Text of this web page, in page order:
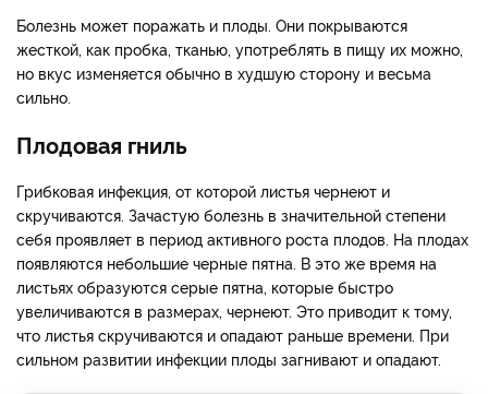
Болезнь может поражать и плоды. Они покрываются
жесткой, как пробка, тканью, употреблять в пищу их можно,
но вкус изменяется обычно в худшую сторону и весьма
сильно.
Плодовая гниль
Грибковая инфекция, от которой листья чернеют и
скручиваются. Зачастую болезнь в значительной степени
себя проявляет в период активного роста плодов. На плодах
появляются небольшие черные пятна. В это же время на
листьях образуются серые пятна, которые быстро
увеличиваются в размерах, чернеют. Это приводит к тому,
что листья скручиваются и опадают раньше времени. При
сильном развитии инфекции плоды загнивают и опадают.